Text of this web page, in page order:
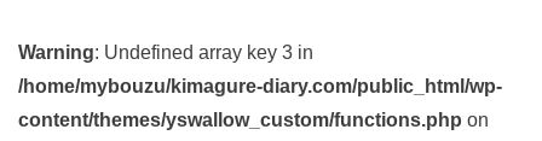
Warning: Undefined array key 3 in
/home/mybouzu/kimagure-diary.com/public_html/wp-
content/themes/yswallow_custom/functions.php on